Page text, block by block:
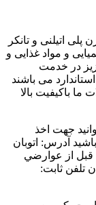
اتیلنی و تانکر
و مواد غذایی و
در خدمت
می باشند
باکیفیت بالا
روزه در ساعات 8 الی 20 میتوانید جهت اخذ
آدرس: اتوبان
آزادگان – ابتداي اتوبان تهران – ساوه كيلومتر ٣ قبل از عوارضي
تلفن ثابت: